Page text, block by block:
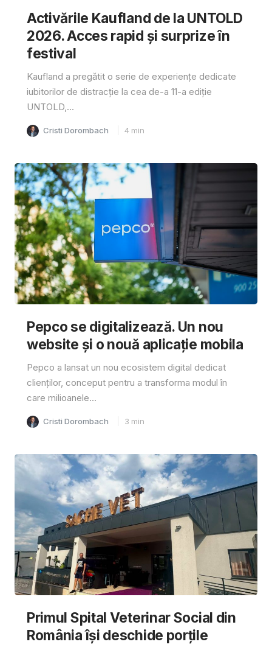
Activările Kaufland de la UNTOLD
2026. Acces rapid și surprize în
festival
Kaufland a pregătit o serie de experiențe dedicate
iubitorilor de distracție la cea de-a 11-a ediție
UNTOLD,...
Cristi Dorombach 4 min
Pepco se digitalizează. Un nou
website și o nouă aplicație mobila
Pepco a lansat un nou ecosistem digital dedicat
clienților, conceput pentru a transforma modul în
care milioanele...
Cristi Dorombach 3 min
Primul Spital Veterinar Social din
România își deschide porțile